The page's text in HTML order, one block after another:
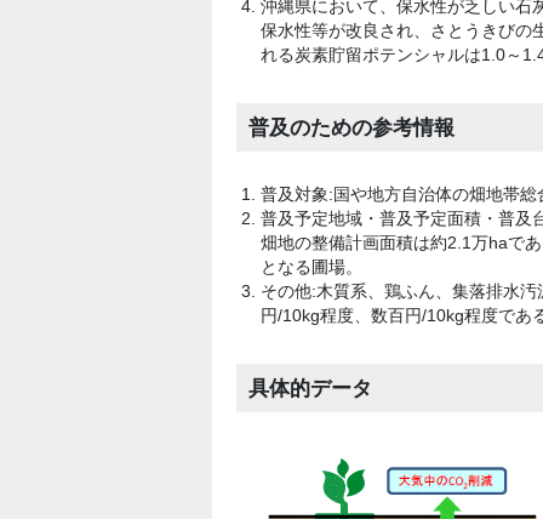
沖縄県において、保水性が乏しい石
保水性等が改良され、さとうきびの
れる炭素貯留ポテンシャルは1.0～
普及のための参考情報
普及対象:国や地方自治体の畑地帯
普及予定地域・普及予定面積・普及
畑地の整備計画面積は約2.1万haで
となる圃場。
その他:木質系、鶏ふん、集落排水
円/10kg程度、数百円/10kg程度であ
具体的データ